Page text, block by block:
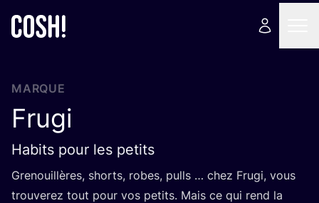
MARQUE
Frugi
Habits pour les petits
Gre­nouillères, shorts, robes, pulls … chez Fru­gi, vous
trou­ve­rez tout pour vos petits. Mais ce qui rend la